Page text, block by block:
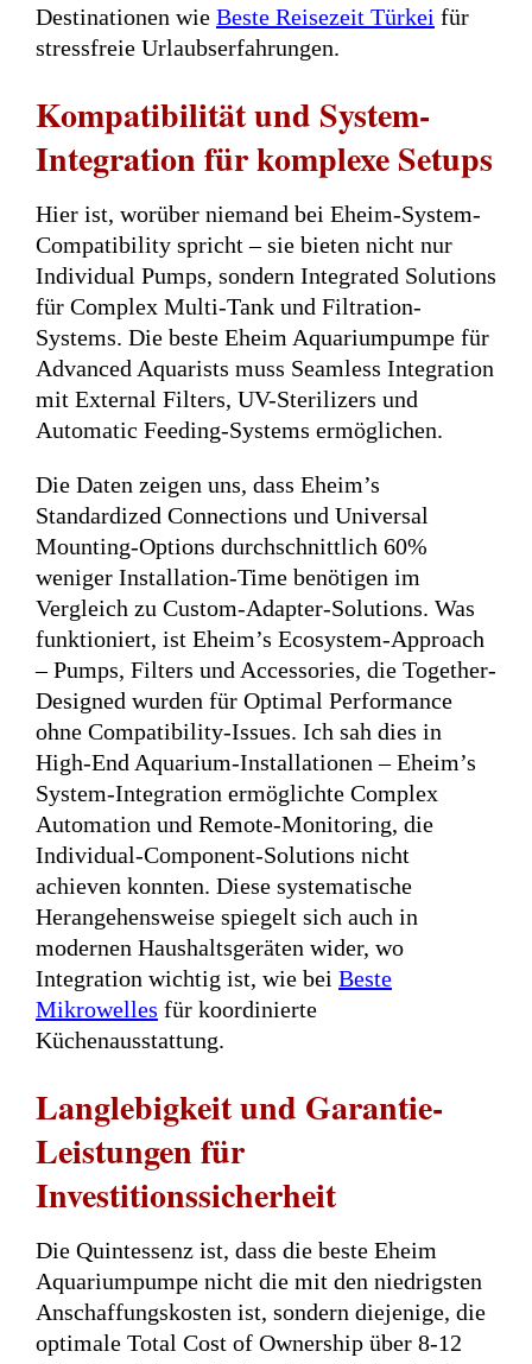
Destinationen wie Beste Reisezeit Türkei für
stressfreie Urlaubserfahrungen.
Kompatibilität und System-
Integration für komplexe Setups
Hier ist, worüber niemand bei Eheim-System-
Compatibility spricht – sie bieten nicht nur
Individual Pumps, sondern Integrated Solutions
für Complex Multi-Tank und Filtration-
Systems. Die beste Eheim Aquariumpumpe für
Advanced Aquarists muss Seamless Integration
mit External Filters, UV-Sterilizers und
Automatic Feeding-Systems ermöglichen.
Die Daten zeigen uns, dass Eheim’s
Standardized Connections und Universal
Mounting-Options durchschnittlich 60%
weniger Installation-Time benötigen im
Vergleich zu Custom-Adapter-Solutions. Was
funktioniert, ist Eheim’s Ecosystem-Approach
– Pumps, Filters und Accessories, die Together-
Designed wurden für Optimal Performance
ohne Compatibility-Issues. Ich sah dies in
High-End Aquarium-Installationen – Eheim’s
System-Integration ermöglichte Complex
Automation und Remote-Monitoring, die
Individual-Component-Solutions nicht
achieven konnten. Diese systematische
Herangehensweise spiegelt sich auch in
modernen Haushaltsgeräten wider, wo
Integration wichtig ist, wie bei Beste
Mikrowelles für koordinierte
Küchenausstattung.
Langlebigkeit und Garantie-
Leistungen für
Investitionssicherheit
Die Quintessenz ist, dass die beste Eheim
Aquariumpumpe nicht die mit den niedrigsten
Anschaffungskosten ist, sondern diejenige, die
optimale Total Cost of Ownership über 8-12